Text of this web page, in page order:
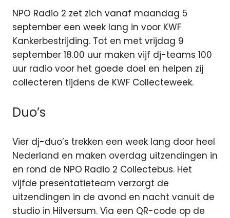
NPO Radio 2 zet zich vanaf maandag 5
september een week lang in voor KWF
Kankerbestrijding. Tot en met vrijdag 9
september 18.00 uur maken vijf dj-teams 100
uur radio voor het goede doel en helpen zij
collecteren tijdens de KWF Collecteweek.
Duo’s
Vier dj-duo’s trekken een week lang door heel
Nederland en maken overdag uitzendingen in
en rond de NPO Radio 2 Collectebus. Het
vijfde presentatieteam verzorgt de
uitzendingen in de avond en nacht vanuit de
studio in Hilversum. Via een QR-code op de